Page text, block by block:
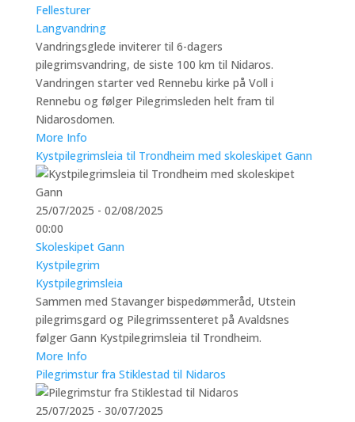
Fellesturer
Langvandring
Vandringsglede inviterer til 6-dagers
pilegrimsvandring, de siste 100 km til Nidaros.
Vandringen starter ved Rennebu kirke på Voll i
Rennebu og følger Pilegrimsleden helt fram til
Nidarosdomen.
More Info
Kystpilegrimsleia til Trondheim med skoleskipet Gann
25/07/2025 - 02/08/2025
00:00
Skoleskipet Gann
Kystpilegrim
Kystpilegrimsleia
Sammen med Stavanger bispedømmeråd, Utstein
pilegrimsgard og Pilegrimssenteret på Avaldsnes
følger Gann Kystpilegrimsleia til Trondheim.
More Info
Pilegrimstur fra Stiklestad til Nidaros
25/07/2025 - 30/07/2025